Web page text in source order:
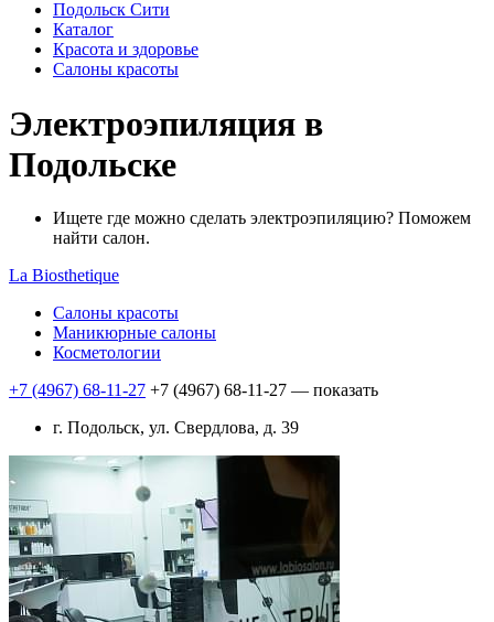
Подольск Сити
Каталог
Красота и здоровье
Салоны красоты
Электроэпиляция в
Подольске
Ищете где можно сделать электроэпиляцию? Поможем
найти салон.
La Biosthetique
Салоны красоты
Маникюрные салоны
Косметологии
+7 (4967) 68-11-27 +7 (4967) 68-11-27 — показать
г. Подольск, ул. Свердлова, д. 39